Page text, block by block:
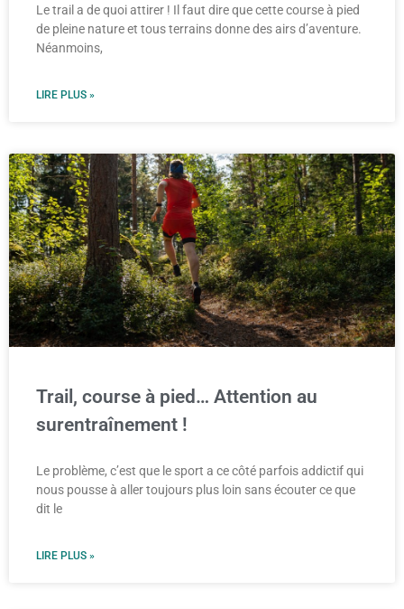
Le trail a de quoi attirer ! Il faut dire que cette course à pied
de pleine nature et tous terrains donne des airs d’aventure.
Néanmoins,
LIRE PLUS »
Trail, course à pied… Attention au
surentraînement !
Le problème, c’est que le sport a ce côté parfois addictif qui
nous pousse à aller toujours plus loin sans écouter ce que
dit le
LIRE PLUS »